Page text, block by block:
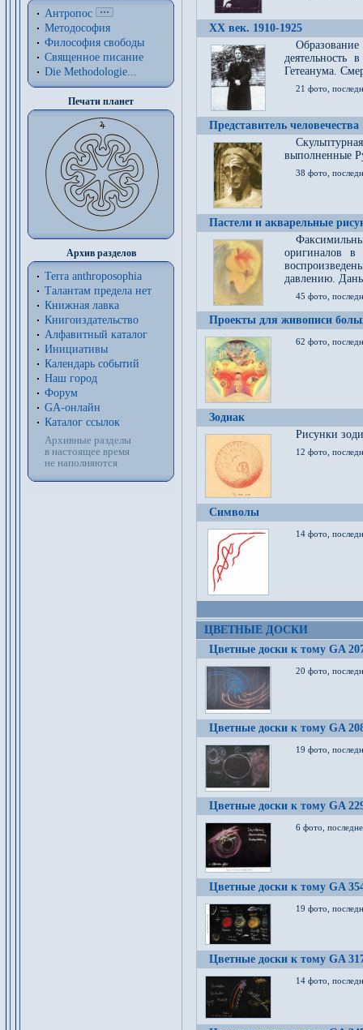
Антропос
Методософия
Философия cвободы
Священное писание
Die Methodologie...
Печати планет
Архив разделов
Terra anthroposophia
Талантам предела нет
Книжная лавка
Книгоиздательство
Алфавитный каталог
Инициативы
Календарь событий
Наш город
Форум
GA-онлайн
Каталог ссылок
Архивные разделы
в настоящее время
не наполняются
XX век. 1910-1925
Образование
деятельность
Гетеанума.
21 фото,
Представитель человечества
выполненные
38 фото,
Пастели и акварельные
оригиналов
давлению.
45 фото,
Проекты для живописи
62 фото,
Зодиак
Рисунки
12 фото,
Символы
14 фото,
ЦВЕТНЫЕ ДОСКИ
Цветные доски к тому GA
20 фото,
Цветные доски к тому GA
19 фото,
Цветные доски к тому GA
6 фото,
Цветные доски к тому GA
19 фото,
Цветные доски к тому GA
14 фото,